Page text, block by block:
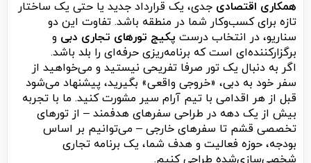
همکاری اقتصادی جدی، یک قرارداد جدید یا حتی یک ساختار
تازه برای کسب‌وکار شما در منطقه باشد. تفاوت این دو
سناریو، در انتخاب درست پکیج تورهای تجاری دبی و
برگزارکننده‌ای است که برنامه‌ریزی حرفه‌ای را بلد باشد.
اگر به دنبال یک تور صرفا تفریحی نیستید و می‌خواهید از
سفر خود به دبی، «خروجی واقعی» بگیرید، پیشنهاد می‌شود
قبل از هر اقدامی با تیم آرام سیر مشورت کنید. ما با تجربه
بیش از یک دهه در طراحی سفرهای هدفمند – از تورهای
تخصصی قشم تا سفرهای خارجی – می‌توانیم بر اساس
بودجه، حوزه فعالیت و هدف شما، یک برنامه تجاری
شخصی‌سازی‌شده طراحی کنیم.